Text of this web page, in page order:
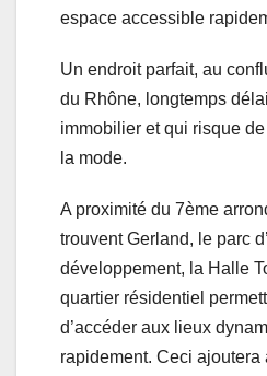
espace accessible
Un endroit parfait, au
du Rhône, longtemps
immobilier et qui risque
la mode.
A proximité du 7ème
trouvent Gerland, le parc
développement, la Halle
quartier résidentiel
d’accéder aux lieux
rapidement. Ceci ajoutera